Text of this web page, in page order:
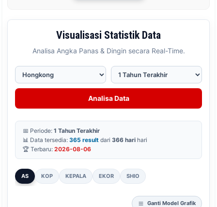
Visualisasi Statistik Data
Analisa Angka Panas & Dingin secara Real-Time.
Analisa Data
📅 Periode: 1 Tahun Terakhir
📊 Data tersedia: 365 result dari 366 hari hari
🏆 Terbaru: 2026-08-06
AS KOP KEPALA EKOR SHIO
Ganti Model Grafik